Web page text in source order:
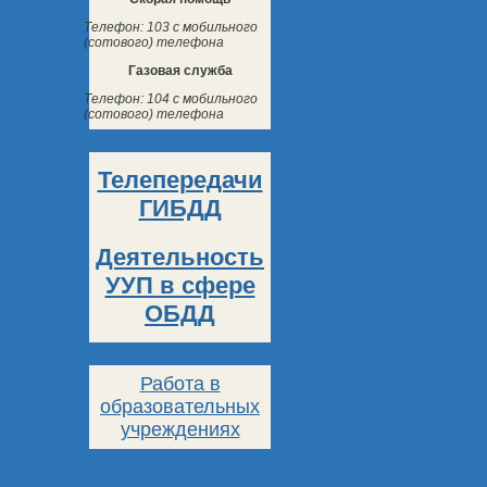
Телефон: 103 с мобильного
(сотового) телефона
Газовая служба
Телефон: 104 с мобильного
(сотового) телефона
Телепередачи
ГИБДД
Деятельность
УУП в сфере
ОБДД
Работа в
образовательных
учреждениях